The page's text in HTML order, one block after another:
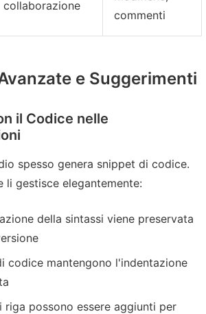
collaborazione
commenti
e Suggerimenti
il Codice nelle
spesso genera snippet di codice.
li gestisce elegantemente:
della sintassi viene preservata
codice mantengono l'indentazione
riga possono essere aggiunti per